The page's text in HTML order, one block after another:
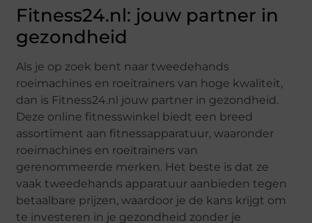
Fitness24.nl: jouw partner in
gezondheid
Als je op zoek bent naar tweedehands
roeimachines en roeitrainers van hoge kwaliteit,
dan is Fitness24.nl jouw partner in gezondheid.
Deze online fitnesswinkel biedt een breed
assortiment aan fitnessapparatuur, waaronder
roeimachines en roeitrainers van
gerenommeerde merken. Het beste is dat ze
vaak tweedehands apparatuur aanbieden tegen
betaalbare prijzen, waardoor je de kans krijgt om
te investeren in je gezondheid zonder je